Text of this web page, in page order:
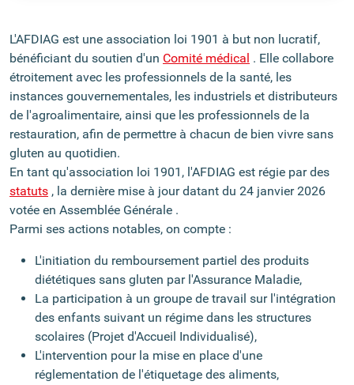
L'AFDIAG est une association loi 1901 à but non lucratif,
bénéficiant du soutien d'un Comité médical . Elle collabore
étroitement avec les professionnels de la santé, les
instances gouvernementales, les industriels et distributeurs
de l'agroalimentaire, ainsi que les professionnels de la
restauration, afin de permettre à chacun de bien vivre sans
gluten au quotidien.
En tant qu'association loi 1901, l'AFDIAG est régie par des
statuts , la dernière mise à jour datant du 24 janvier 2026
votée en Assemblée Générale .
Parmi ses actions notables, on compte :
L'initiation du remboursement partiel des produits
diététiques sans gluten par l'Assurance Maladie,
La participation à un groupe de travail sur l'intégration
des enfants suivant un régime dans les structures
scolaires (Projet d'Accueil Individualisé),
L'intervention pour la mise en place d'une
réglementation de l'étiquetage des aliments,